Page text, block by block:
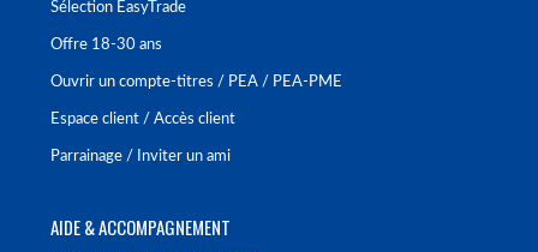
Sélection EasyTrade
Offre 18-30 ans
Ouvrir un compte-titres / PEA / PEA-PME
Espace client / Accès client
Parrainage / Inviter un ami
AIDE & ACCOMPAGNEMENT